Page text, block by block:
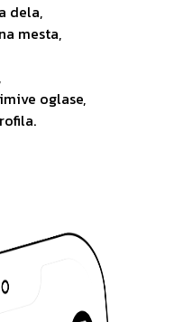
dela,
mesta,
oglase,